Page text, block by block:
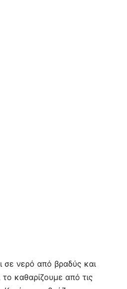
σε νερό από βραδύς και
καθαρίζουμε από τις